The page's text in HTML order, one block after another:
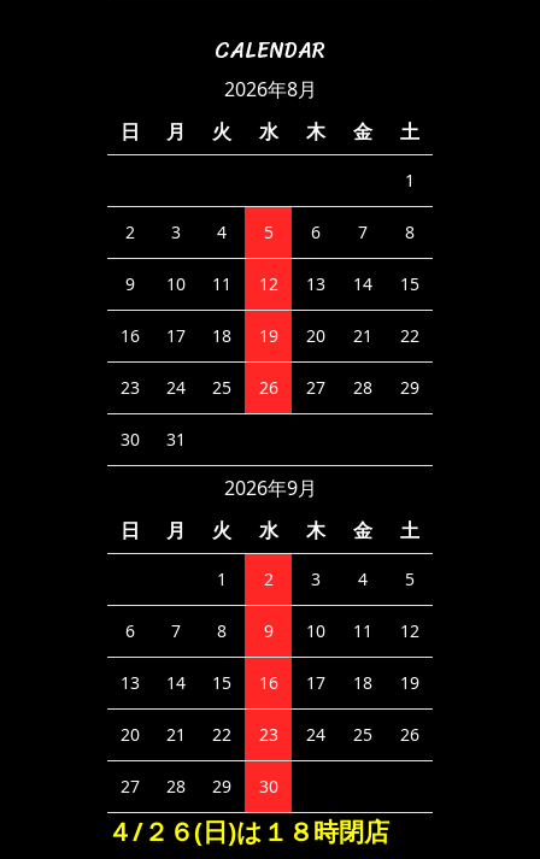
CALENDAR
2026年8月
日
月 火 水 木 金 土
1
2 3 4 5 6 7 8
9 10 11 12 13 14 15
16 17 18 19 20 21 22
23 24 25 26 27 28 29
30 31
2026年9月
日
月 火 水 木 金 土
1 2 3 4 5
6 7 8 9 10 11 12
13 14 15 16 17 18 19
20 21 22 23 24 25 26
27 28 29 30
４/２６(日)は１８時閉店